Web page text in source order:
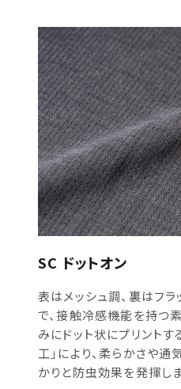
SC ドットオン
表はメッシュ調、裏はフ
で、接触冷感機能を持つ
みにドット状にプリントす
工」により、柔らかさや
かりと防虫効果を発揮しま